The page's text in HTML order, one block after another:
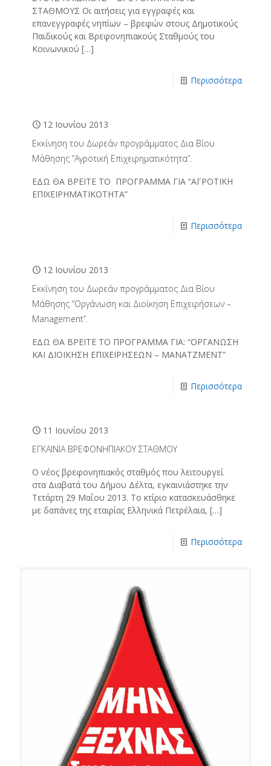
ΣΤΑΘΜΟΥΣ Οι αιτήσεις για εγγραφές και
επανεγγραφές νηπίων – βρεφών στους Δημοτικούς
Παιδικούς και Βρεφονηπιακούς Σταθμούς του
Κοινωνικού […]
Περισσότερα
12 Ιουνίου 2013
Εκκίνηση του Δωρεάν προγράμματος Δια Βίου
Μάθησης “Αγροτική Επιχειρηματικότητα”.
ΕΔΩ ΘΑ ΒΡΕΙΤΕ ΤΟ ΠΡΟΓΡΑΜΜΑ ΓΙΑ “ΑΓΡΟΤΙΚΗ
ΕΠΙΧΕΙΡΗΜΑΤΙΚΟΤΗΤΑ”
Περισσότερα
12 Ιουνίου 2013
Εκκίνηση του Δωρεάν προγράμματος Δια Βίου
Μάθησης “Οργάνωση και Διοίκηση Επιχειρήσεων –
Management”.
ΕΔΩ ΘΑ ΒΡΕΙΤΕ ΤΟ ΠΡΟΓΡΑΜΜΑ ΓΙΑ: “ΟΡΓΑΝΩΣΗ
ΚΑΙ ΔΙΟΙΚΗΣΗ ΕΠΙΧΕΙΡΗΣΕΩΝ – ΜΑΝΑΤΖΜΕΝΤ”
Περισσότερα
11 Ιουνίου 2013
ΕΓΚΑΙΝΙΑ ΒΡΕΦΟΝΗΠΙΑΚΟΥ ΣΤΑΘΜΟΥ
O νέος βρεφονηπιακός σταθμός που λειτουργεί
στα Διαβατά του Δήμου Δέλτα, εγκαινιάστηκε την
Τετάρτη 29 Μαΐου 2013. To κτίριο κατασκευάσθηκε
με δαπάνες της εταιρίας Ελληνικά Πετρέλαια, […]
Περισσότερα